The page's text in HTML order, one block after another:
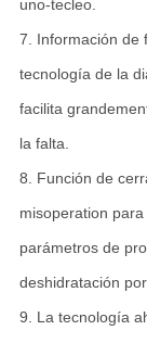
uno-tecleo.
7. Información de
tecnología de la
facilita
la falta.
8. Función de
misoperation
parámetros de
deshidratación
9. La tecnología